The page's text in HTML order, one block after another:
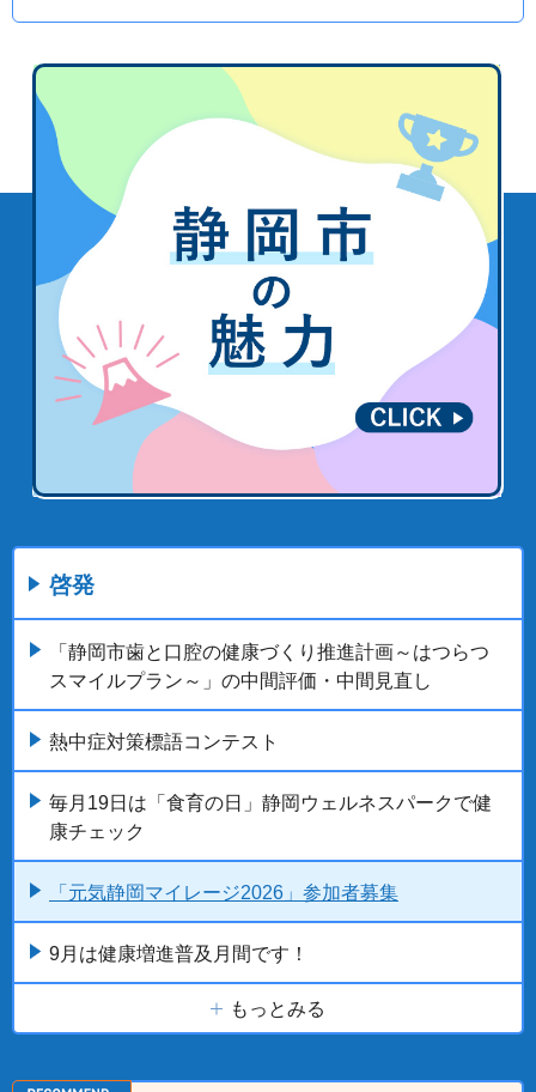
啓発
「静岡市歯と口腔の健康づくり推進計画～はつらつ
スマイルプラン～」の中間評価・中間見直し
熱中症対策標語コンテスト
毎月19日は「食育の日」静岡ウェルネスパークで健
康チェック
「元気静岡マイレージ2026」参加者募集
9月は健康増進普及月間です！
もっとみる